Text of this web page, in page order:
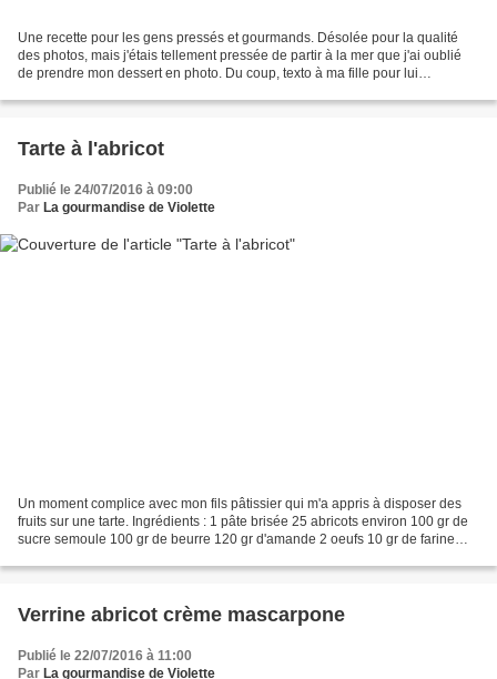
Une recette pour les gens pressés et gourmands. Désolée pour la qualité
des photos, mais j'étais tellement pressée de partir à la mer que j'ai oublié
de prendre mon dessert en photo. Du coup, texto à ma fille pour lui
Tarte à l'abricot
Publié le 24/07/2016 à 09:00
Par La gourmandise de Violette
Un moment complice avec mon fils pâtissier qui m'a appris à disposer des
fruits sur une tarte. Ingrédients : 1 pâte brisée 25 abricots environ 100 gr de
sucre semoule 100 gr de beurre 120 gr d'amande 2 oeufs 10 gr de farine
Verrine abricot crème mascarpone
Publié le 22/07/2016 à 11:00
Par La gourmandise de Violette